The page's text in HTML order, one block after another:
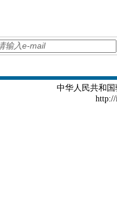
中华人民共和
http://